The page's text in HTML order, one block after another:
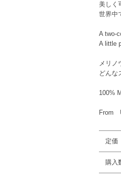
美しく
世界中
A two-
A little
メリノ
どんな
100%
From
定価
購入